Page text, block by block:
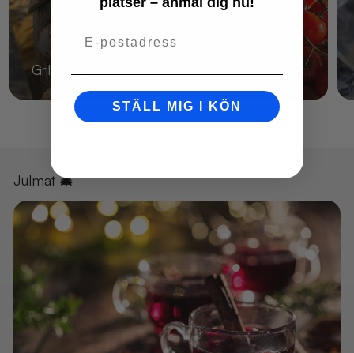
Grillbricka - By Bitting
Julmat 🎄
STÄLL MIG I KÖN